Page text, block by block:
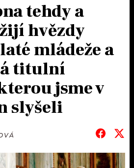
tehdy a
hvězdy
mládeže a
titulní
jsme v
slyšeli